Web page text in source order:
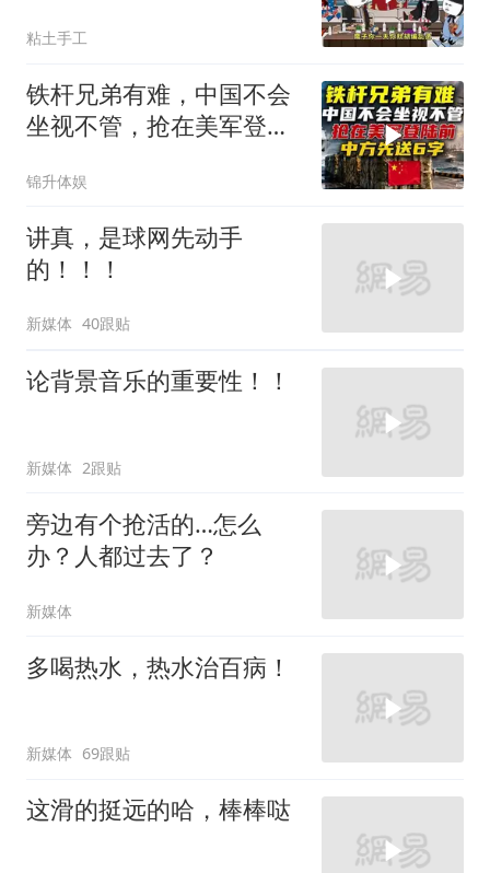
粘土手工
铁杆兄弟有难，中国不会
坐视不管，抢在美军登陆
锦升体娱
讲真，是球网先动手
的！！！
新媒体 40跟贴
论背景音乐的重要性！！
新媒体 2跟贴
旁边有个抢活的…怎么
办？人都过去了？
新媒体
多喝热水，热水治百病！
新媒体 69跟贴
这滑的挺远的哈，棒棒哒